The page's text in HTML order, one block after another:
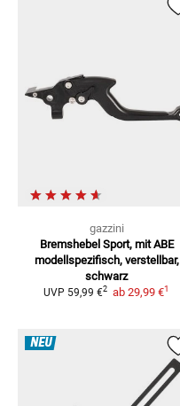
gazzini
Bremshebel Sport, mit ABE
modellspezifisch, verstellbar,
schwarz
UVP 59,99 €2 ab 29,99 €1
NEU